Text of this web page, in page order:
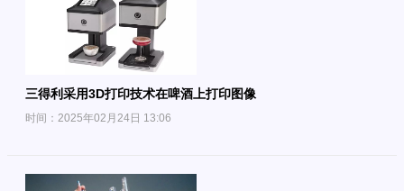
三得利采用3D打印技术在啤酒上打印图像
时间：2025年02月24日 13:06